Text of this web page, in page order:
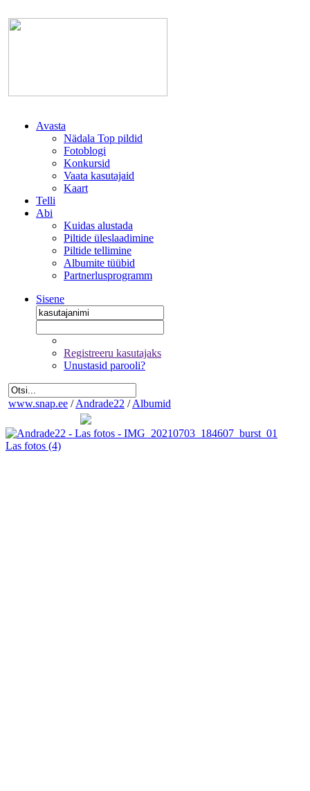
Avasta
Nädala Top pildid
Fotoblogi
Konkursid
Vaata kasutajaid
Kaart
Telli
Abi
Kuidas alustada
Piltide üleslaadimine
Piltide tellimine
Albumite tüübid
Partnerlusprogramm
Sisene
Registreeru kasutajaks
Unustasid parooli?
www.snap.ee / Andrade22 / Albumid
Las fotos (4)